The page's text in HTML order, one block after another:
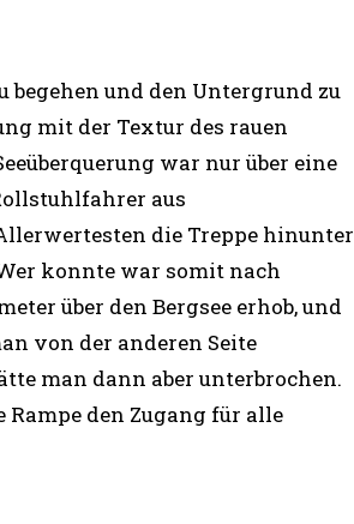
begehen und den Untergrund zu
mit der Textur des rauen
war nur über eine
aus
die Treppe hinunter
konnte war somit nach
über den Bergsee erhob, und
von der anderen Seite
man dann aber unterbrochen.
den Zugang für alle